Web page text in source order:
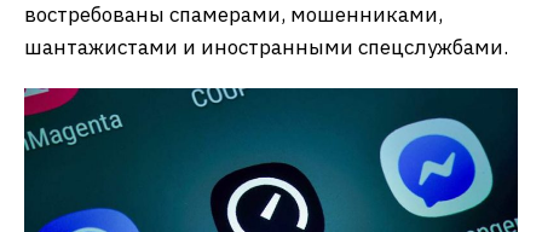
востребованы спамерами, мошенниками,
шантажистами и иностранными спецслужбами.